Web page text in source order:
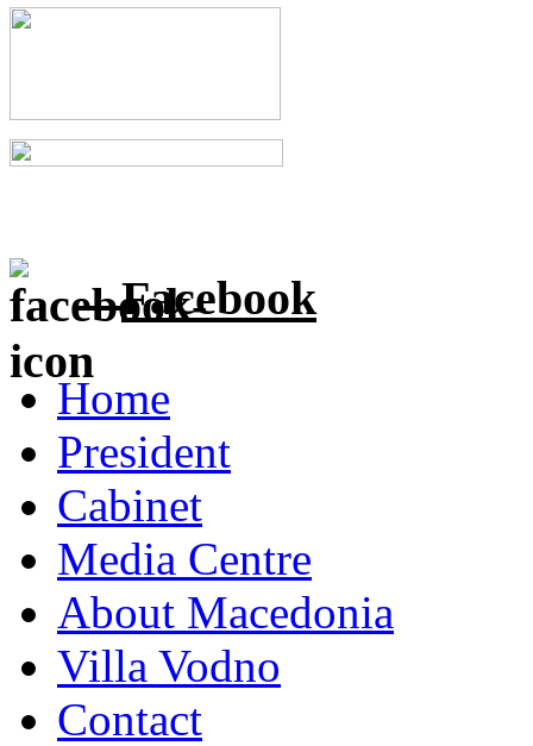
Facebook
Home
President
Cabinet
Media Centre
About Macedonia
Villa Vodno
Contact